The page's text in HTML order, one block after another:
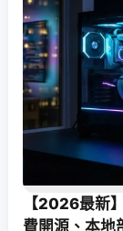
【2026最新
費開源、本地